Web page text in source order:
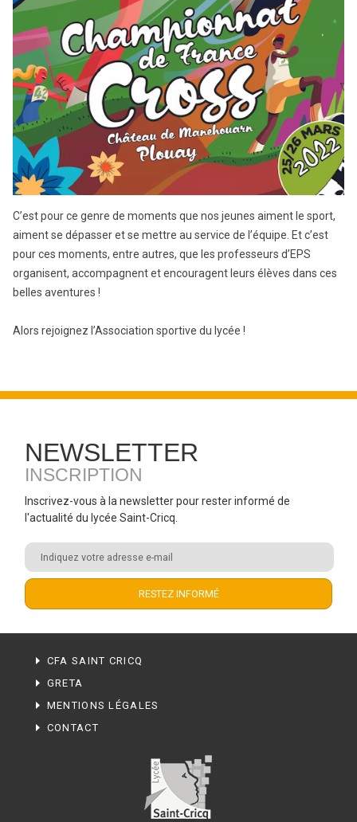
C’est pour ce genre de moments que nos jeunes aiment le sport,
aiment se dépasser et se mettre au service de l’équipe. Et c’est
pour ces moments, entre autres, que les professeurs d’EPS
organisent, accompagnent et encouragent leurs élèves dans ces
belles aventures !
Alors rejoignez l’Association sportive du lycée !
NEWSLETTER
INSCRIPTION
Inscrivez-vous à la newsletter pour rester informé de
l'actualité du lycée Saint-Cricq.
CFA SAINT CRICQ
GRETA
MENTIONS LÉGALES
CONTACT